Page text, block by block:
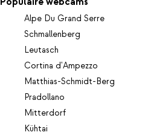
Alpe Du Grand Serre
Schmallenberg
Leutasch
Cortina d'Ampezzo
Matthias-Schmidt-Berg
Pradollano
Mitterdorf
Kühtai